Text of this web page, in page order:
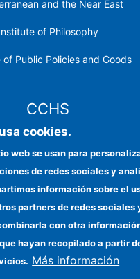
and the Near East
of Philosophy
of Public Policies and Goods
CCHS
Institutional identity
FEDER funds
Funding entities
cookies.
web se usan para
de redes sociales y
información sobre el
partners de redes sociales
con otra
hayan recopilado a partir
Más información